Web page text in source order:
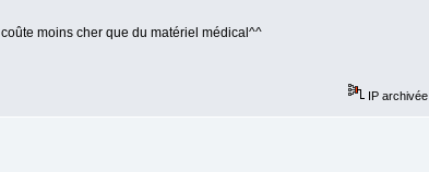
moins cher que du matériel médical^^
IP archivée